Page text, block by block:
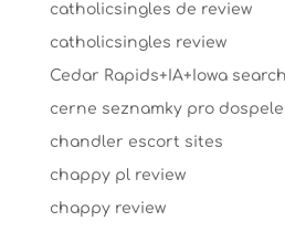
catholicsingles de review
catholicsingles review
Cedar Rapids+IA+Iowa search
cerne seznamky pro dospele
chandler escort sites
chappy pl review
chappy review